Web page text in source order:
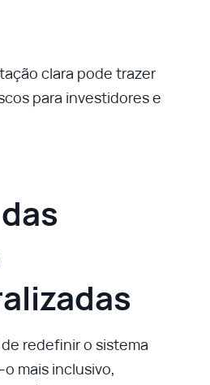
clara pode trazer
para investidores e
redefinir o sistema
mais inclusivo,